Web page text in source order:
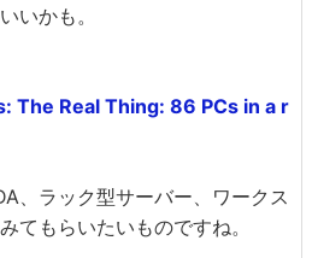
いかも。
The Real Thing: 86 PCs in a r
、ラック型サーバー、ワークス
てもらいたいものですね。